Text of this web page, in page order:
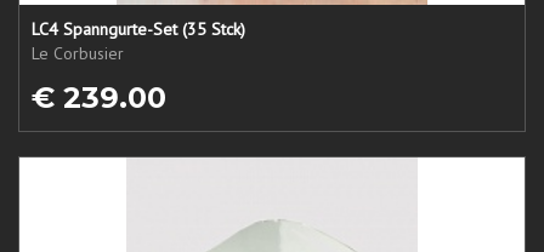
LC4 Spanngurte-Set (35 Stck)
Le Corbusier
€ 239.00